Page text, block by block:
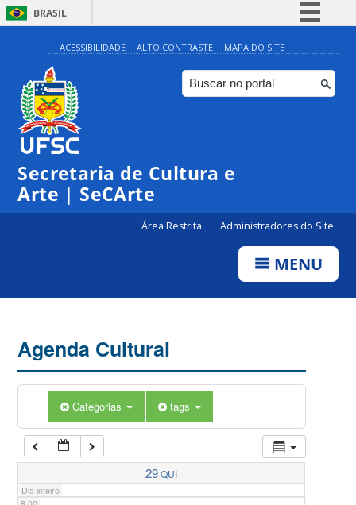
BRASIL
Simplifique!
Comunica BR
Participe
ACESSIBILIDADE ALTO CONTRASTE MAPA DO SITE
Secretaria de Cultura e
Arte | SeCArte
Área Restrita Administradores do Site
MENU
Agenda Cultural
Categorias tags
29QUI
Dia inteiro
0:00
1:00
5:00
7:00